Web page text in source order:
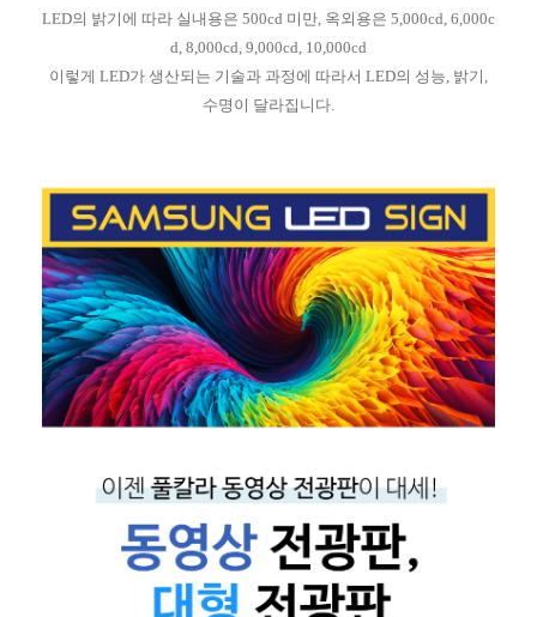
LED의 밝기에 따라 실내용은 500cd 미만, 옥외용은 5,000cd, 6,000c
d, 8,000cd, 9,000cd, 10,000cd
이렇게 LED가 생산되는 기술과 과정에 따라서 LED의 성능, 밝기,
수명이 달라집니다.